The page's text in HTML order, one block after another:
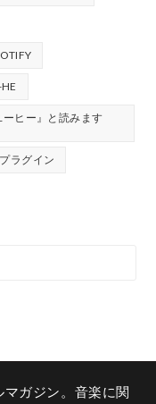
ヒー』と読みます
プラグイン
ガジン。音楽に関